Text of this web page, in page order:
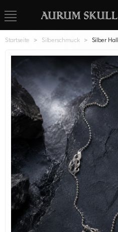
Startseite Silberschmuck Silber